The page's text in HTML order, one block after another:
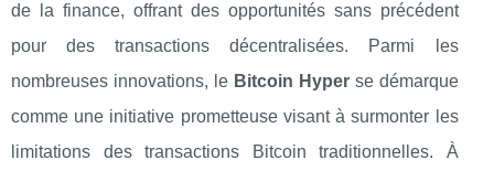
de la finance, offrant des opportunités sans précédent
pour des transactions décentralisées. Parmi les
nombreuses innovations, le Bitcoin Hyperse démarque
comme une initiative prometteuse visant à surmonter les
limitations des transactions Bitcoin traditionnelles. À